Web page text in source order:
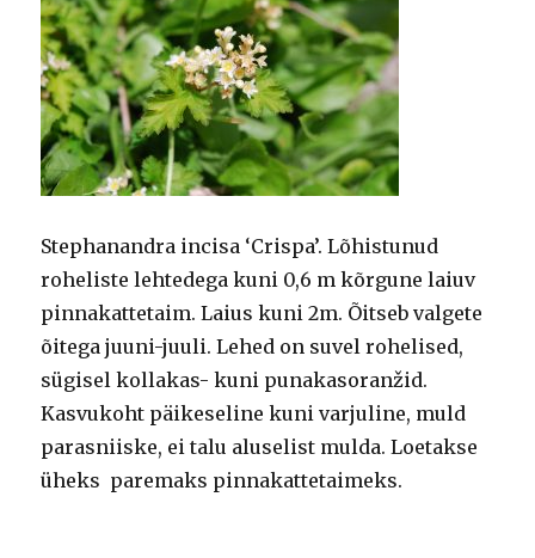
Stephanandra incisa ‘Crispa’. Lõhistunud
roheliste lehtedega kuni 0,6 m kõrgune laiuv
pinnakattetaim. Laius kuni 2m. Õitseb valgete
õitega juuni-juuli. Lehed on suvel rohelised,
sügisel kollakas- kuni punakasoranžid.
Kasvukoht päikeseline kuni varjuline, muld
parasniiske, ei talu aluselist mulda. Loetakse
üheks paremaks pinnakattetaimeks.